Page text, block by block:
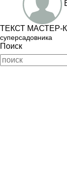
ТЕКСТ МАСТЕР-
суперсадовника
Поиск